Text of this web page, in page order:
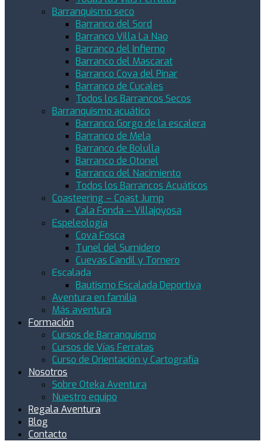
Barranquismo seco
Barranco del Sord
Barranco Villa La Nao
Barranco del Infierno
Barranco del Mascarat
Barranco Cova del Pinar
Barranco de Cucales
Todos los Barrancos Secos
Barranquismo acuático
Barranco Gorgo de la escalera
Barranco de Mela
Barranco de Bolulla
Barranco de Otonel
Barranco del Nacimiento
Todos los Barrancos Acuáticos
Coasteering – Coast Jump
Cala Fonda – Villajoyosa
Espeleología
Cova Fosca
Tunel del Sumidero
Cuevas Candil y Tornero
Escalada
Bautismo Escalada Deportiva
Aventura en familia
Más aventura
Formación
Cursos de Barranquismo
Cursos de Vías Ferratas
Curso de Orientación y Cartografía
Nosotros
Sobre Oteka Aventura
Nuestro equipo
Regala Aventura
Blog
Contacto